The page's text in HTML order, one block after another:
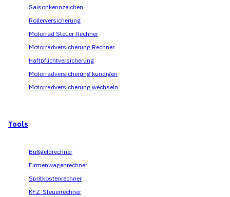
Saisonkennzeichen
Rollerversicherung
Motorrad Steuer Rechner
Motorradversicherung Rechner
Haftpflichtversicherung
Motorradversicherung kündigen
Motorradversicherung wechseln
Tools
Bußgeldrechner
Firmenwagenrechner
Spritkostenrechner
KFZ-Steuerrechner